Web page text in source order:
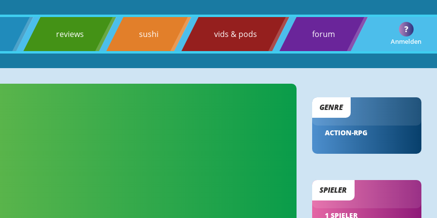
reviews sushi vids & pods forum
Anmelden
?
GENRE
ACTION-RPG
SPIELER
1 SPIELER